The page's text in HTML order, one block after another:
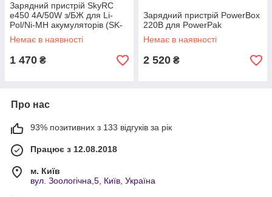
Зарядний пристрій SkyRC
e450 4A/50W з/БЖ для Li-
Pol/Ni-MH акумуляторів (SK-
100122)
Немає в наявності
1 470 ₴
Зарядний пристрій PowerBox
220В для PowerPak
Немає в наявності
2 520 ₴
Про нас
93% позитивних з 133 відгуків за рік
Працює з 12.08.2018
м. Київ
вул. Зоологічна,5, Київ, Україна